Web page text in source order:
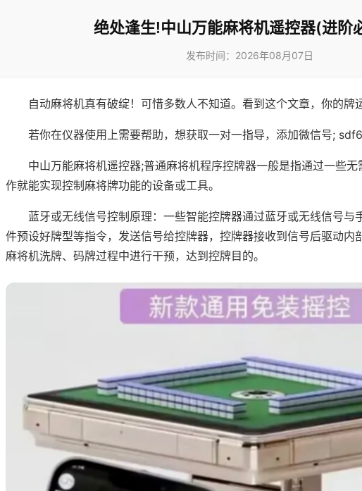
绝处逢生!中山万能麻将机遥控器(进阶
发布时间：2026年08月07日
自动麻将机真有破绽！可惜多数人不知道。看到这个文章，你的牌
若你在仪器使用上需要帮助，想获取一对一指导，添加微信号;
中山万能麻将机遥控器;普通麻将机程序控牌器一般是指通过一些
作就能实现控制麻将牌功能的设备或工具。
蓝牙或无线信号控制原理：一些智能控牌器通过蓝牙或无线信号与
件预设好牌型等指令，发送信号给控牌器，控牌器接收到信号后驱动内
麻将机洗牌、码牌过程中进行干预，达到控牌目的。